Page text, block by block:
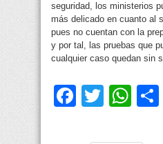
seguridad, los ministerios
más delicado en cuanto al
pues no cuentan con la
y por tal, las pruebas que
cualquier caso quedan sin
Facebook
Twitter